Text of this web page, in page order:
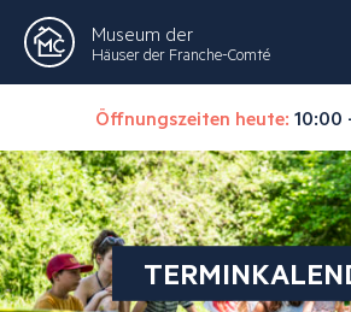
Museum der
Häuser der Franche-Comté
Öffnungszeiten heute: 10:00